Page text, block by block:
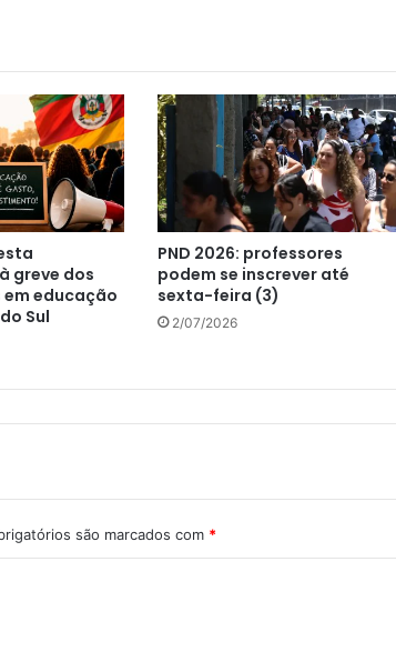
greve dos
educação
Sul
PND 2026: professores
podem se inscrever até
sexta-feira (3)
2/07/2026
são marcados com *